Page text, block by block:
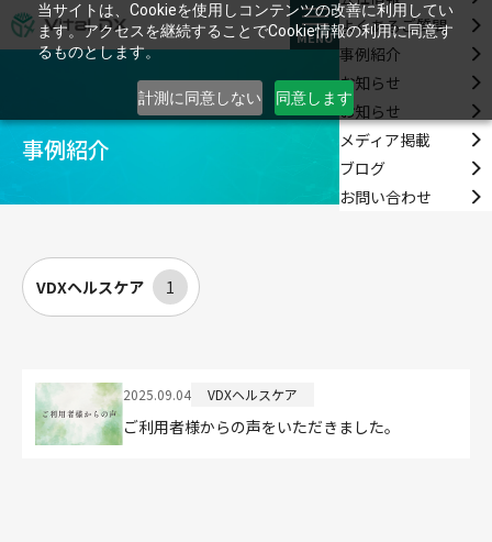
当サイトは、Cookieを使用しコンテンツの改善に利用してい
ます。アクセスを継続することでCookie情報の利用に同意す
るものとします。
計測に同意しない 同意します
MENU
よくあるご質問
事例紹介
お知らせ
お知らせ
メディア掲載
ブログ
お問い合わせ
事例紹介
VDXヘルスケア 1
2025.09.04 VDXヘルスケア
ご利用者様からの声をいただきました。